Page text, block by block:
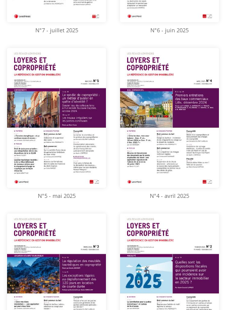
N°7 - juillet 2025 N°6 - juin 2025
N°5 - mai 2025 N°4 - avril 2025